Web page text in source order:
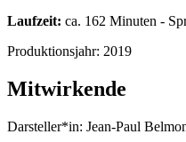
Laufzeit: ca. 162 Minuten -
Produktionsjahr: 2019
Mitwirkende
Darsteller*in: Jean-Paul